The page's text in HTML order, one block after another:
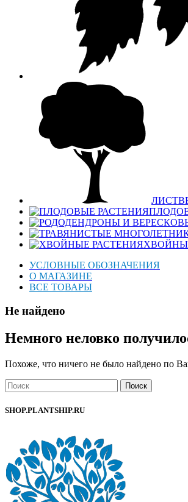
УСЛОВНЫЕ ОБОЗНАЧЕНИЯ
О МАГАЗИНЕ
ВСЕ ТОВАРЫ
Не найдено
Немного неловко
Похоже, что ничего не было найдено по
Поиск
SHOP.PLANTSHIP.RU